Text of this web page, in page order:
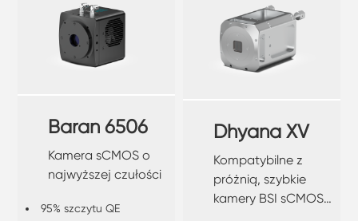
Baran 6506
Kamera sCMOS o
najwyższej czułości
95% szczytu QE
Dhyana XV
Kompatybilne z
próżnią, szybkie
kamery BSI sCMOS